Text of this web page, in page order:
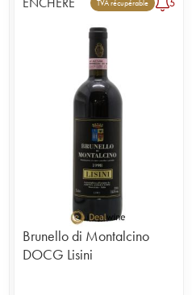
TVA récupérable 5
Brunello di Montalcino
DOCG Lisini